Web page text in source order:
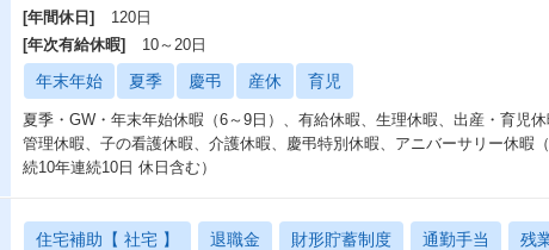
[年間休日]
120日
[年次有給休暇]
10～20日
年末年始 夏季 慶弔 産休 育児
夏季・GW・年末年始休暇（6～9日）、有給休暇、生理休暇、出産・育児
管理休暇、子の看護休暇、介護休暇、慶弔特別休暇、アニバーサリー休
続10年連続10日 休日含む）
住宅補助【 社宅 】 退職金 財形貯蓄制度 通勤手当 残